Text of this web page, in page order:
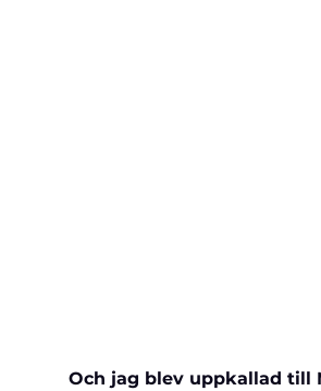
Och jag blev uppkallad till